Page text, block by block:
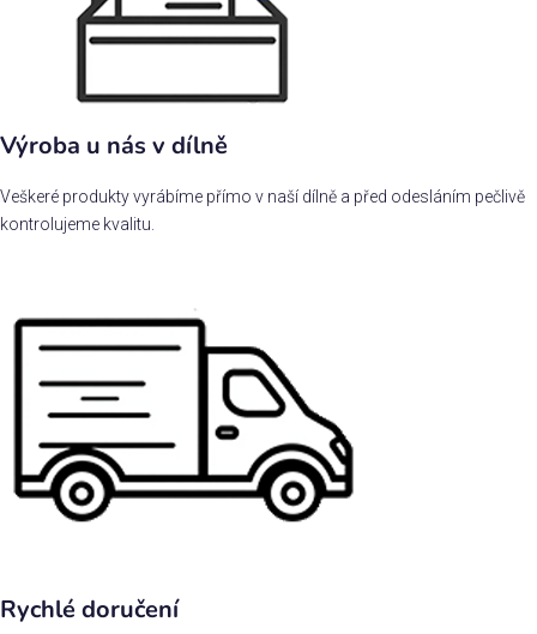
Výroba u nás v dílně
Veškeré produkty vyrábíme přímo v naší dílně a před odesláním pečlivě
kontrolujeme kvalitu.
Rychlé doručení